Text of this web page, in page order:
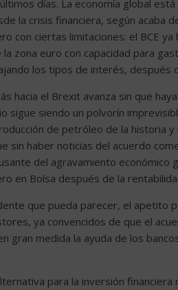
días. La economía global
la crisis financiera, según acaba
con ciertas limitaciones: el BCE
zona euro con capacidad para
los tipos de interés, después
hacia el Brexit avanza sin que
sigue siendo un polvorín
de petróleo de la historia y
sin haber noticias del acuerdo
del agravamiento económico
en Bolsa después de la
que pueda parecer, el apetito
ya convencidos de que el
gran medida la ayuda de los
para la inversión